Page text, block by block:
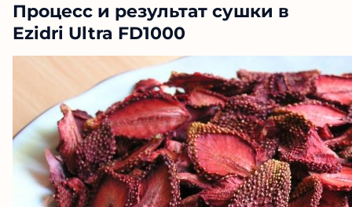
Процесс и результат сушки в
Ezidri Ultra FD1000